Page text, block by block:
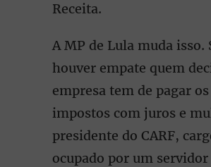
Receita.
A MP de Lula muda isso.
houver empate quem
empresa tem de pagar os
impostos com juros e
presidente do CARF,
ocupado por um